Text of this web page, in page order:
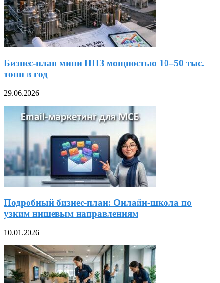
Бизнес-план мини НПЗ мощностью 10–50 тыс.
тонн в год
29.06.2026
Подробный бизнес-план: Онлайн-школа по
узким нишевым направлениям
10.01.2026